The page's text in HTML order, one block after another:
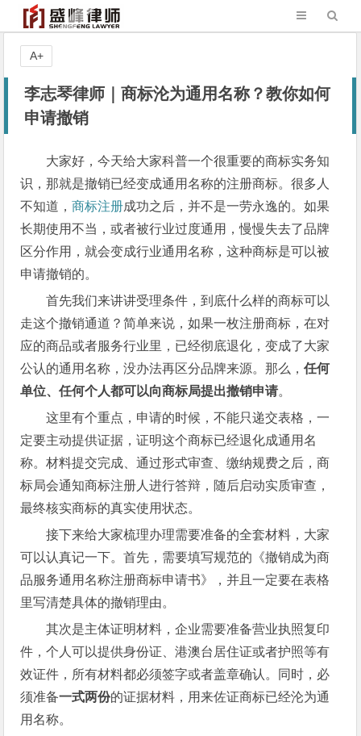
李志琴律师｜商标沦为通用名称？教你如何
申请撤销
大家好，今天给大家科普一个很重要的商标实务知
识，那就是撤销已经变成通用名称的注册商标。很多人
不知道，商标注册成功之后，并不是一劳永逸的。如果
长期使用不当，或者被行业过度通用，慢慢失去了品牌
区分作用，就会变成行业通用名称，这种商标是可以被
申请撤销的。
首先我们来讲讲受理条件，到底什么样的商标可以
走这个撤销通道？简单来说，如果一枚注册商标，在对
应的商品或者服务行业里，已经彻底退化，变成了大家
公认的通用名称，没办法再区分品牌来源。那么，任何
单位、任何个人都可以向商标局提出撤销申请。
这里有个重点，申请的时候，不能只递交表格，一
定要主动提供证据，证明这个商标已经退化成通用名
称。材料提交完成、通过形式审查、缴纳规费之后，商
标局会通知商标注册人进行答辩，随后启动实质审查，
最终核实商标的真实使用状态。
接下来给大家梳理办理需要准备的全套材料，大家
可以认真记一下。首先，需要填写规范的《撤销成为商
品服务通用名称注册商标申请书》，并且一定要在表格
里写清楚具体的撤销理由。
其次是主体证明材料，企业需要准备营业执照复印
件，个人可以提供身份证、港澳台居住证或者护照等有
效证件，所有材料都必须签字或者盖章确认。同时，必
须准备一式两份的证据材料，用来佐证商标已经沦为通
用名称。
A+